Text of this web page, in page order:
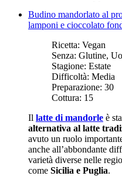
Budino mandorlato al
lamponi e cioccolato
Ricetta: Vegan
Senza: Glutine,
Stagione: Estate
Difficoltà: Media
Preparazione: 30
Cottura: 15
Il latte di mandorle è
alternativa al latte
avuto un ruolo
anche all’abbondante
varietà diverse nelle
come Sicilia e Puglia.